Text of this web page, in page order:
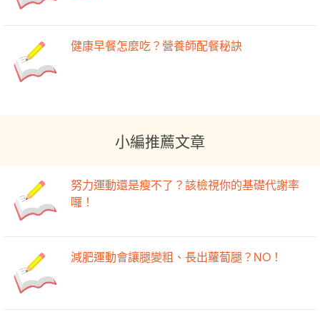
健康早餐怎麼吃？營養師配餐秘訣
小編推薦文章
努力運動還是瘦不了？該檢視你的基礎代謝率
囉！
減肥運動會讓腿變粗、長出蘿蔔腿？NO！